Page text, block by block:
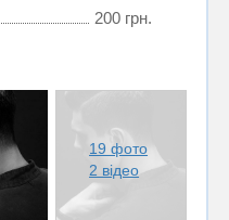
200 грн.
19 фото
2 відео